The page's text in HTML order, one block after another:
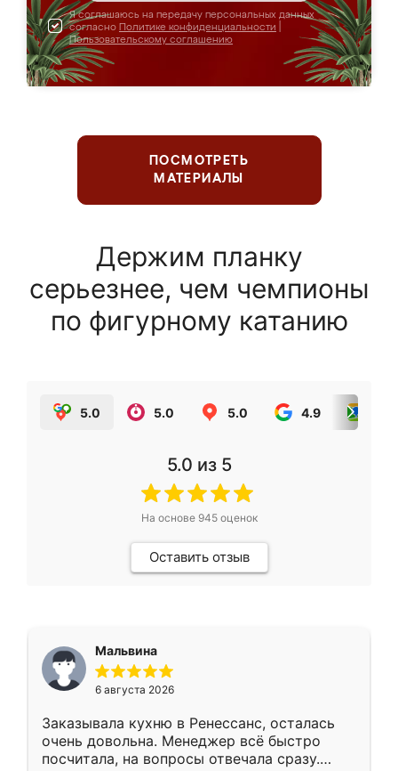
Я соглашаюсь на передачу персональных данных
согласно Политике конфиденциальности
Пользовательскому соглашению
ПОСМОТРЕТЬ
МАТЕРИАЛЫ
Держим планку
серьезнее, чем чемпионы
по фигурному катанию
5.0 5.0 5.0 4.9
5.0 из 5
На основе 945оценок
Оставить отзыв
Мальвина
6 августа 2026
Заказывала кухню в Ренессанс, осталась
очень довольна. Менеджер всё быстро
посчитала, на вопросы отвечала сразу.